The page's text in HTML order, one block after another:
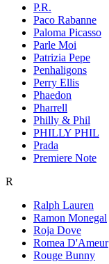
P.R.
Paco Rabanne
Paloma Picasso
Parle Moi
Patrizia Pepe
Penhaligons
Perry Ellis
Phaedon
Pharrell
Philly & Phil
PHILLY PHIL
Prada
Premiere Note
R
Ralph Lauren
Ramon Monegal
Roja Dove
Romea D'Ameur
Rouge Bunny